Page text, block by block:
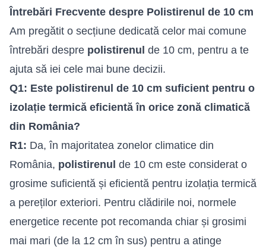
Întrebări Frecvente despre Polistirenul de 10 cm
Am pregătit o secțiune dedicată celor mai comune
întrebări despre polistirenul de 10 cm, pentru a te
ajuta să iei cele mai bune decizii.
Q1: Este polistirenul de 10 cm suficient pentru o
izolație termică eficientă în orice zonă climatică
din România?
R1: Da, în majoritatea zonelor climatice din
România, polistirenul de 10 cm este considerat o
grosime suficientă și eficientă pentru izolația termică
a pereților exteriori. Pentru clădirile noi, normele
energetice recente pot recomanda chiar și grosimi
mai mari (de la 12 cm în sus) pentru a atinge